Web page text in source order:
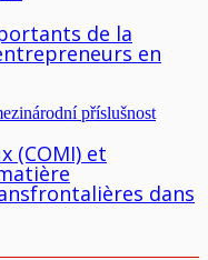
de la
en
(COMI) et
dans